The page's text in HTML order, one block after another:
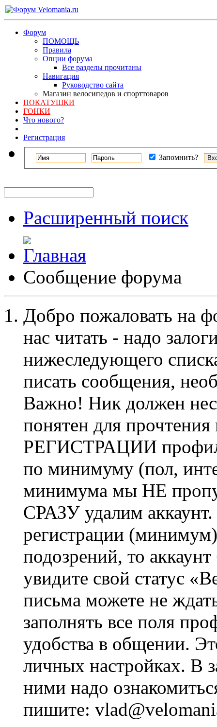
Форум
ПОМОЩЬ
Правила
Опции форума
Все разделы прочитаны
Навигация
Руководство сайта
Магазин велосипедов и спорттоваров
ПОКАТУШКИ
ГОНКИ
Что нового?
Регистрация
Запомнить?
Расширенный поиск
Сообщение форума
Добро пожаловать на
нас читать - надо
нижеследующего
писать сообщения,
Важно! Ник должен
понятен для
РЕГИСТРАЦИИ профиль
по минимуму (пол,
минимума мы НЕ
СРАЗУ удалим
регистрации
подозрений, то
увидите свой статус
письма можете не
заполнять все поля
удобства в общении.
личных настройках. В
ними надо
пишите: